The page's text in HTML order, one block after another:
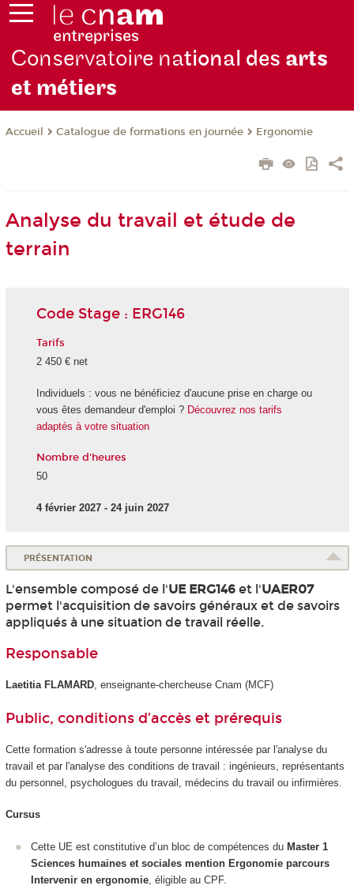
Conservatoire national des arts
et métiers
Accueil Catalogue de formations en journée Ergonomie
Analyse du travail et étude de
terrain
Code Stage : ERG146
Tarifs
2 450 € net
Individuels : vous ne bénéficiez d'aucune prise en charge ou
vous êtes demandeur d'emploi ? Découvrez nos tarifs
adaptés à votre situation
Nombre d'heures
50
4 février 2027 - 24 juin 2027
PRÉSENTATION
L'ensemble composé de l'UE ERG146et l'UAER07
permet l'acquisition de savoirs généraux et de savoirs
appliqués à une situation de travail réelle.
Responsable
Laetitia FLAMARD, enseignante-chercheuse Cnam (MCF)
Public, conditions d’accès et prérequis
Cette formation s'adresse à toute personne intéressée par l'analyse du
travail et par l'analyse des conditions de travail : ingénieurs, représentants
du personnel, psychologues du travail, médecins du travail ou infirmières.
Cursus
Cette UE est constitutive d’un bloc de compétences du Master 1
Sciences humaines et sociales mention Ergonomie parcours
Intervenir en ergonomie , éligible au CPF.